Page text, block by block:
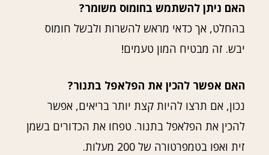
האם ניתן להשתמש בחומוס משומר?
בהחלט, אך כדאי מראש להשרות ולבשל חומוס
יבש. זה מבטיח המון טעמים!
האם אפשר להכין את הפלאפל בתנור?
נכון, אם תרצו להיות קצת יותר בריאים, אפשר
להכין את הפלאפל בתנור. טפחו את הכדורים בשמן
זית ואפו בטמפרטורה של 200 מעלות.